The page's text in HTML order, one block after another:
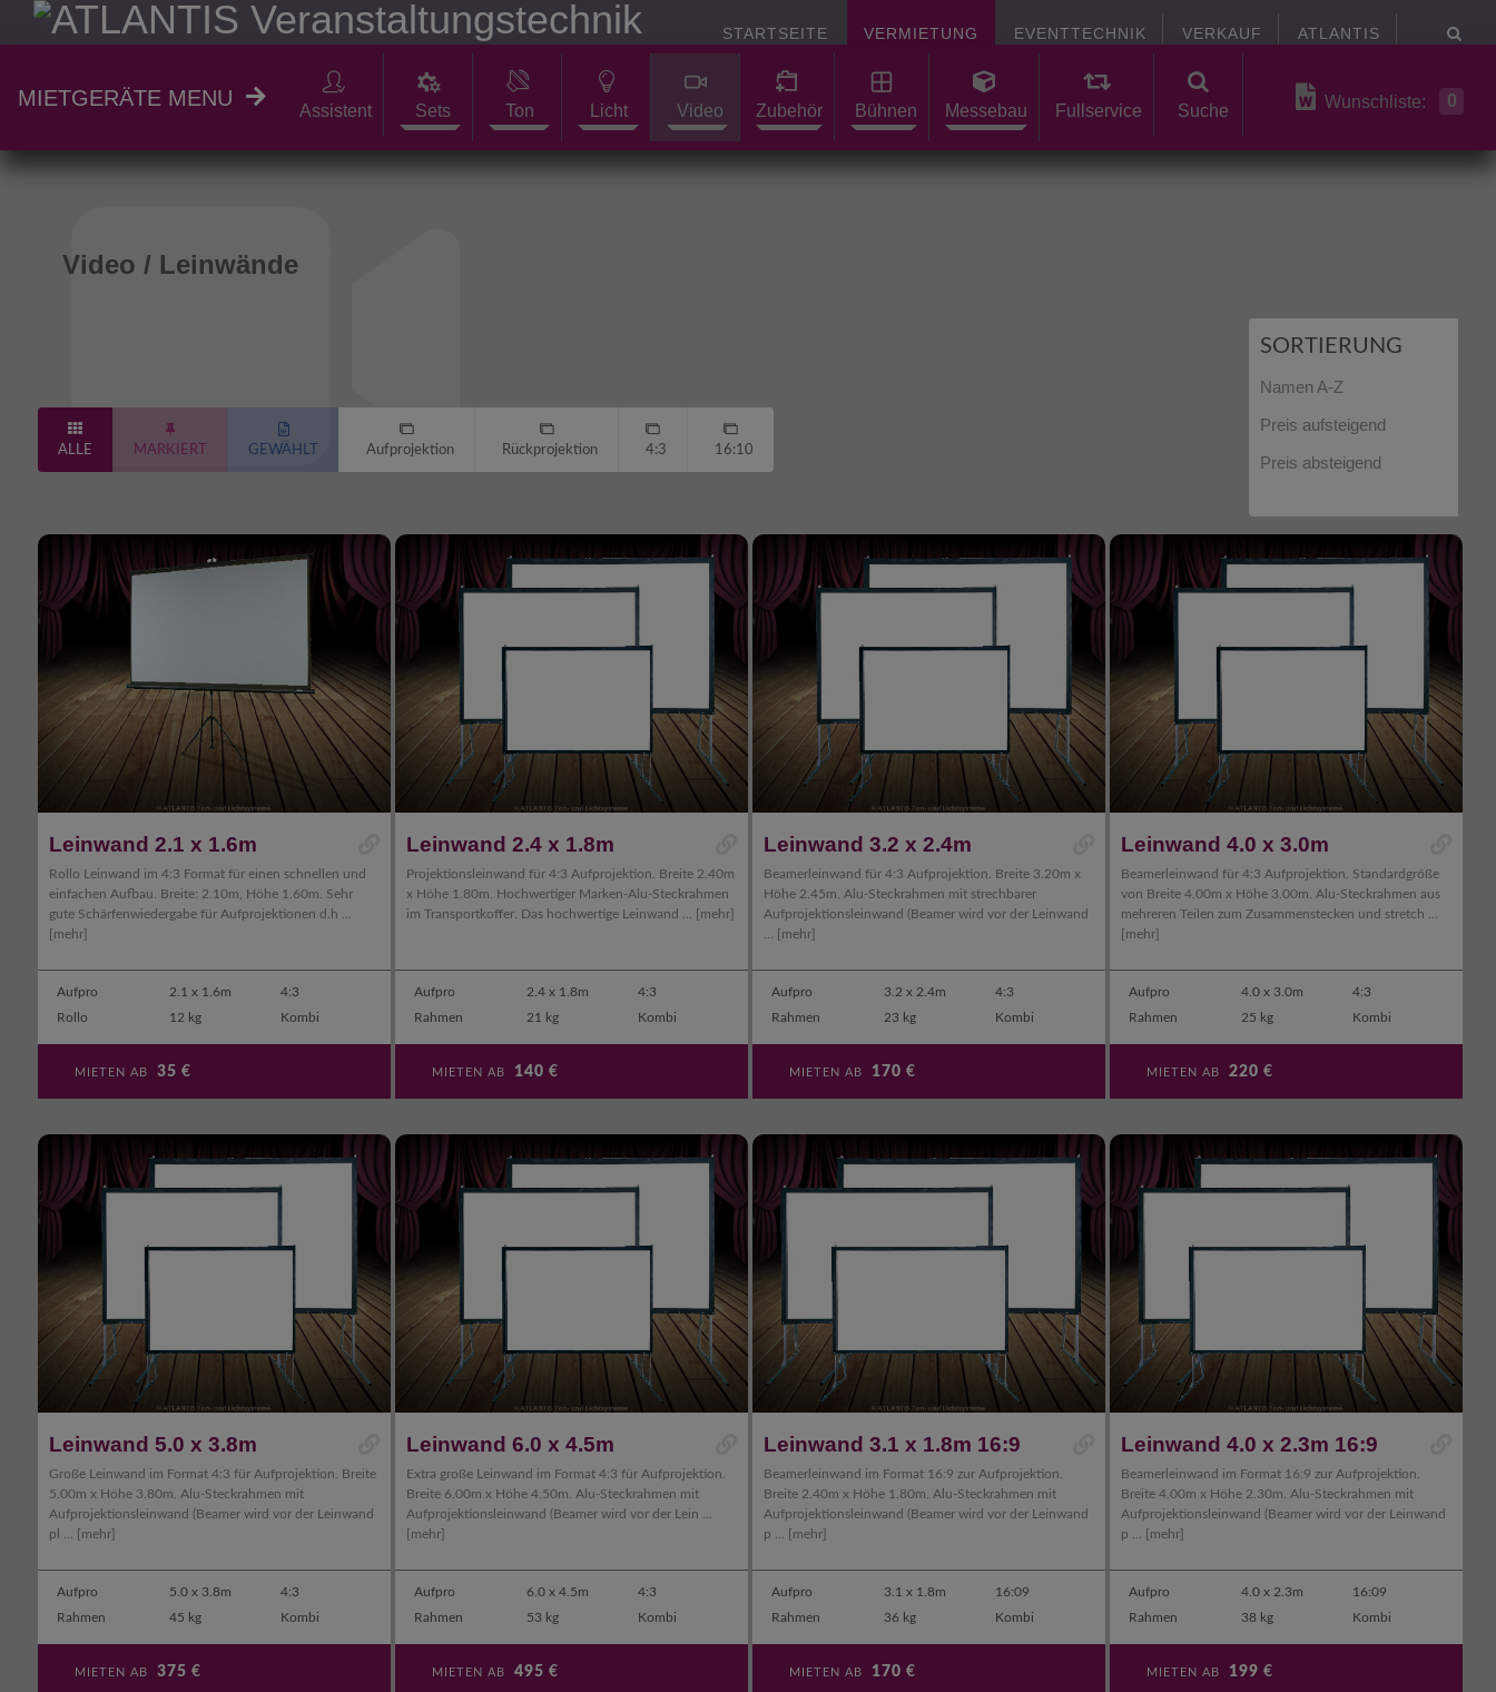
STARTSEITE VERMIETUNG EVENTTECHNIK VERKAUF ATLANTIS
MIETGERÄTE MENU
Assistent Sets Ton Licht Video Zubehör Bühnen Messebau Fullservice Suche Wunschliste: 0
Video / Leinwände
ALLE MARKIERT GEWÄHLT Aufprojektion Rückprojektion 4:3 16:10
SORTIERUNG
Namen A-Z
Preis aufsteigend
Preis absteigend
Leinwand 2.1 x 1.6m
Rollo Leinwand im 4:3 Format für einen schnellen und
einfachen Aufbau. Breite: 2.10m, Höhe 1.60m. Sehr
gute Schärfenwiedergabe für Aufprojektionen d.h ...
[mehr]
Aufpro 2.1 x 1.6m
4:3
Rollo
12 kg Kombi
MIETEN AB35 €
Leinwand 2.4 x 1.8m
Projektionsleinwand für 4:3 Aufprojektion. Breite 2.40m
x Höhe 1.80m. Hochwertiger Marken-Alu-Steckrahmen
im Transportkoffer. Das hochwertige Leinwand ...
[mehr]
Aufpro 2.4 x 1.8m
4:3
Rahmen
21 kg Kombi
MIETEN AB 140 €
Leinwand 3.2 x 2.4m
Beamerleinwand für 4:3 Aufprojektion. Breite 3.20m x
Höhe 2.45m. Alu-Steckrahmen mit strechbarer
Aufprojektionsleinwand (Beamer wird vor der Leinwand
[mehr]
Aufpro 3.2 x 2.4m
4:3
Rahmen
23 kg Kombi
MIETEN AB 170 €
Leinwand 4.0 x 3.0m
Beamerleinwand für 4:3 Aufprojektion. Standardgröße
von Breite 4.00m x Höhe 3.00m. Alu-Steckrahmen aus
mehreren Teilen zum Zusammenstecken und stretch ...
[mehr]
Aufpro 4.0 x 3.0m
4:3
Rahmen
25 kg Kombi
MIETEN AB220 €
Leinwand 5.0 x 3.8m
Große Leinwand im Format 4:3 für Aufprojektion. Breite
5.00m x Höhe 3.80m. Alu-Steckrahmen mit
Aufprojektionsleinwand (Beamer wird vor der Leinwand
pl ...
[mehr]
Aufpro 5.0 x 3.8m
4:3
Rahmen
45 kg Kombi
MIETEN AB375 €
Leinwand 6.0 x 4.5m
Extra große Leinwand im Format 4:3 für Aufprojektion.
Breite 6.00m x Höhe 4.50m. Alu-Steckrahmen mit
Aufprojektionsleinwand (Beamer wird vor der Lein ...
[mehr]
Aufpro 6.0 x 4.5m
4:3
Rahmen
53 kg Kombi
MIETEN AB495 €
Leinwand 3.1 x 1.8m 16:9
Beamerleinwand im Format 16:9 zur Aufprojektion.
Breite 2.40m x Höhe 1.80m. Alu-Steckrahmen mit
Aufprojektionsleinwand (Beamer wird vor der Leinwand
p ...
[mehr]
Aufpro 3.1 x 1.8m
16:09
Rahmen
36 kg Kombi
MIETEN AB 170 €
Leinwand 4.0 x 2.3m 16:9
Beamerleinwand im Format 16:9 zur Aufprojektion.
Breite 4.00m x Höhe 2.30m. Alu-Steckrahmen mit
Aufprojektionsleinwand (Beamer wird vor der Leinwand
p ...
[mehr]
Aufpro 4.0 x 2.3m
16:09
Rahmen
38 kg Kombi
MIETEN AB 199 €